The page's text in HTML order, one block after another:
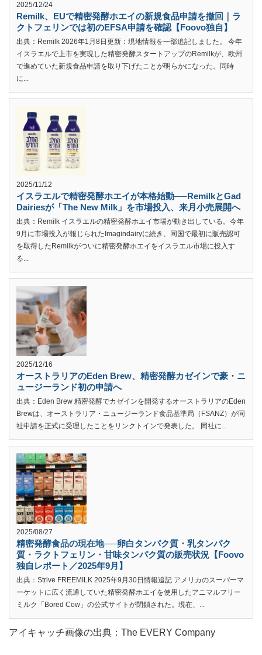
2025/12/24
Remilk、EUで精密発酵ホエイの新規食品申請を撤回｜ラ
クトフェリンでは初のEFSA申請を確認【Foovo独自】
出典：Remilk 2026年1月8日更新：現地情報を一部追記しました。 今年
イスラエルで上市を実現した精密発酵スタートアップのRemilkが、欧州
で進めていた新規食品申請を取り下げたことが明らかになった。同時
に...
2025/11/12
イスラエルで精密発酵ホエイが本格始動──RemilkとGad
Dairiesが「The New Milk」を市場投入、来月小売展開へ
出典：Remilk イスラエルの精密発酵ホエイ市場が動き出している。今年
9月に市場投入が報じられたImagindairyに続き、同国で最初に販売認可
を取得したRemilkがついに精密発酵ホエイをイスラエル市場に投入す
る...
2025/12/16
オーストラリアのEden Brew、精密発酵カゼインで豪・ニ
ュージーランド初の申請へ
出典：Eden Brew 精密発酵でカゼインを開発するオーストラリアのEden
Brewは、オーストラリア・ニュージーランド食品基準局（FSANZ）が同
社申請を正式に受理したことをリンクトインで発表した。 同社に...
2025/08/27
精密発酵食品の現在地──卵白タンパク質・乳タンパク
質・ラクトフェリン・甘味タンパク質の販売状況【Foovo
独自レポート／2025年9月】
出典：Strive FREEMILK 2025年9月30日情報追記 アメリカのスーパーマ
ーケットに広く流通していた精密発酵ホエイを使用したアニマルフリー
ミルク「Bored Cow」の公式サイトが閉鎖された。現在、...
アイキャッチ画像の出典：The EVERY Company